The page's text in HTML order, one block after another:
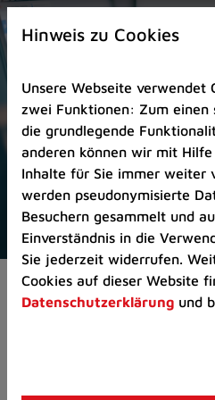
Zur
Startseite
Zum
Seitenanfang
springen
(Schnelltaste
A)
Zur
Navigation/Menü
springen
(Schnelltaste
M)
Zur
8)
Pressemeldungen
Neue
Hinweis zu Cookies
Unsere Webseite verwendet
zwei Funktionen: Zum
die grundlegende
anderen können wir mit Hilfe
Inhalte für Sie immer weiter
werden pseudonymisierte
Besuchern gesammelt und
Einverständnis in die
Sie jederzeit widerrufen.
Cookies auf dieser Website
Datenschutzerklärung und